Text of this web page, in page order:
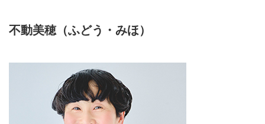
不動美穂（ふどう・みほ）